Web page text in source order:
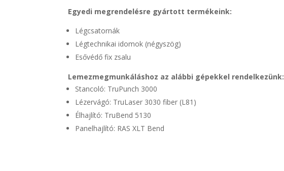
Egyedi megrendelésre gyártott termékeink:
Légcsatornák
Légtechnikai idomok (négyszög)
Esővédő fix zsalu
Lemezmegmunkáláshoz az alábbi gépekkel rendelkezünk:
Stancoló: TruPunch 3000
Lézervágó: TruLaser 3030 fiber (L81)
Élhajlító: TruBend 5130
Panelhajlító: RAS XLT Bend